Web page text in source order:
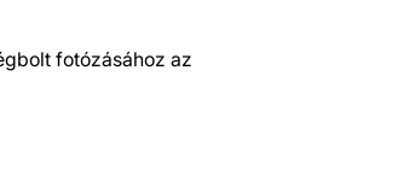
fotózásához az